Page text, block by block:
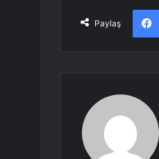
Paylaş